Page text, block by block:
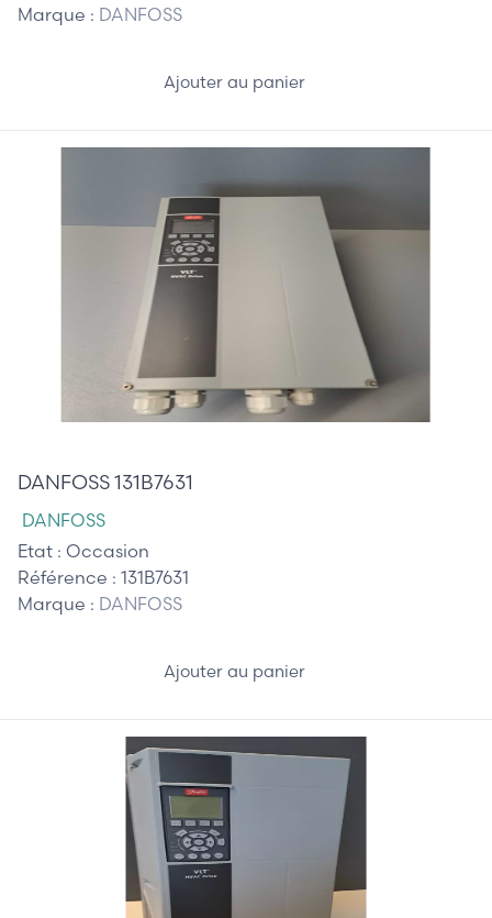
Marque : DANFOSS
Ajouter au panier
DANFOSS 131B7631
DANFOSS
Etat : Occasion
Référence : 131B7631
Marque : DANFOSS
Ajouter au panier